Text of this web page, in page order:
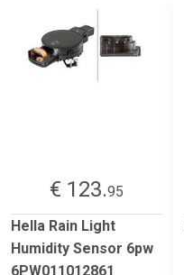
€ 123.95
Hella Rain Light
Humidity Sensor 6pw
6PW011012861